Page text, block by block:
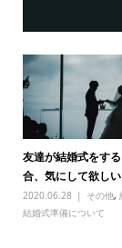
友達が結婚式をす
合、気にして欲し
2020.06.28 その他,
結婚式準備について